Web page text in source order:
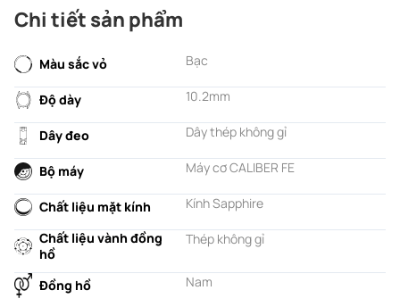
Chi tiết sản phẩm
Màu sắc vỏ Bạc
Độ dày 10.2mm
Dây đeo Dây thép không gỉ
Bộ máy Máy cơ CALIBER FE
Chất liệu mặt kính Kính Sapphire
Chất liệu vành đồng
hồ
Thép không gỉ
Đồng hồ Nam